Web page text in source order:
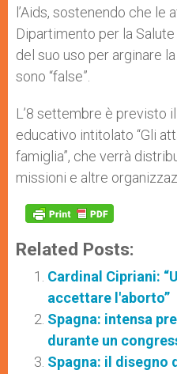
l’Aids, sostenendo che le
Dipartimento per la
del suo uso per arginare
sono “false”.
L’8 settembre è previsto
educativo intitolato “Gli
famiglia”, che verrà
missioni e altre
Related Posts:
Cardinal Cipriani:
accettare l'aborto”
Spagna: intensa
durante un
Spagna: il disegno